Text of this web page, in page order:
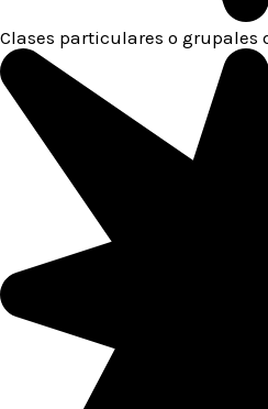
Clases particulares o grupales